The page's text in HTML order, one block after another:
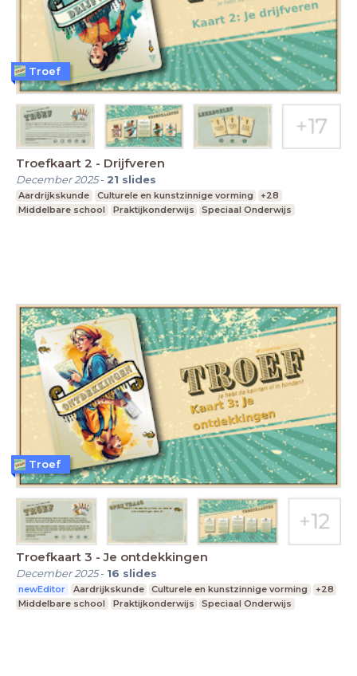
Troefkaart 2 - Drijfveren
December 2025- 21 slides
Aardrijkskunde Culturele en kunstzinnige vorming
+28
Middelbare school
Praktijkonderwijs Speciaal Onderwijs
Troef
Troefkaart 3 - Je ontdekkingen
December 2025- 16 slides
newEditor Aardrijkskunde Culturele en kunstzinnige vorming
+28
Middelbare school
Praktijkonderwijs Speciaal Onderwijs
Troef